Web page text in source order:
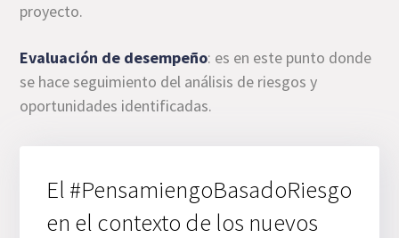
proyecto.
Evaluación de desempeño: es en este punto donde
se hace seguimiento del análisis de riesgos y
oportunidades identificadas.
El #PensamiengoBasadoRiesgo
en el contexto de los nuevos